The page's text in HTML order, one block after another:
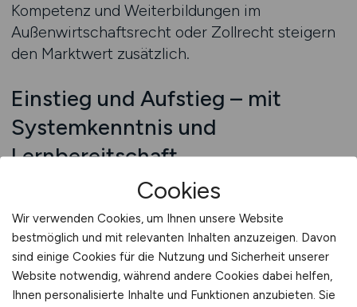
Kompetenz und Weiterbildungen im
Außenwirtschaftsrecht oder Zollrecht steigern
den Marktwert zusätzlich.
Einstieg und Aufstieg – mit
Systemkenntnis und
Lernbereitschaft
Viele Sachbearbeiter im Export oder Import
Außenhandel oder Industrie absolviert – oder
sind aus der allgemeinen Logistik in dieses
Spezialfeld hineingewachsen. Entscheidend ist
das Verständnis für Abläufe, Gesetzesvorgaben
Cookies
Wir verwenden Cookies, um Ihnen unsere Website
bestmöglich und mit relevanten Inhalten anzuzeigen. Davon
sind einige Cookies für die Nutzung und Sicherheit unserer
Website notwendig, während andere Cookies dabei helfen,
Ihnen personalisierte Inhalte und Funktionen anzubieten. Sie